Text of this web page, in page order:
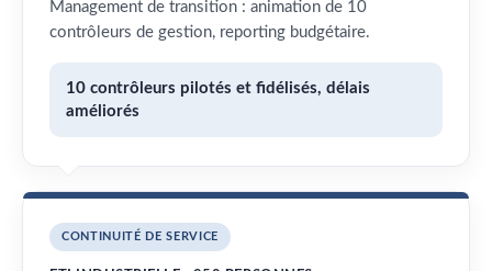
Management de transition : animation de 10
contrôleurs de gestion, reporting budgétaire.
10 contrôleurs pilotés et fidélisés, délais
améliorés
CONTINUITÉ DE SERVICE